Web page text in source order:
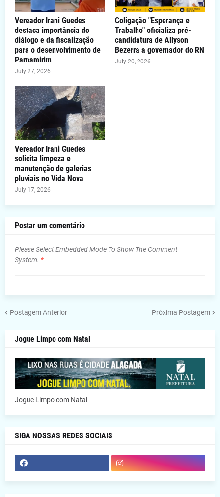
Vereador Irani Guedes
destaca importância do
diálogo e da fiscalização
para o desenvolvimento de
Parnamirim
July 27, 2026
Coligação "Esperança e
Trabalho" oficializa pré-
candidatura de Allyson
Bezerra a governador do RN
July 20, 2026
Vereador Irani Guedes
solicita limpeza e
manutenção de galerias
pluviais no Vida Nova
July 17, 2026
Postar um comentário
Please Select Embedded Mode To Show The Comment
System. *
Postagem Anterior Próxima Postagem
Jogue Limpo com Natal
Jogue Limpo com Natal
SIGA NOSSAS REDES SOCIAIS